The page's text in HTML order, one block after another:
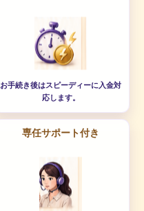
お手続き後はスピーディーに入金対
応します。
専任サポート付き